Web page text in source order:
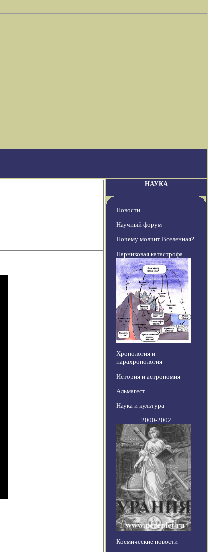
НАУКА
Новости
Научный форум
Почему молчит Вселенная?
Парниковая катастрофа
Хронология и
парахронология
История и астрономия
Альмагест
Наука и культура
2000-2002
Космические новости